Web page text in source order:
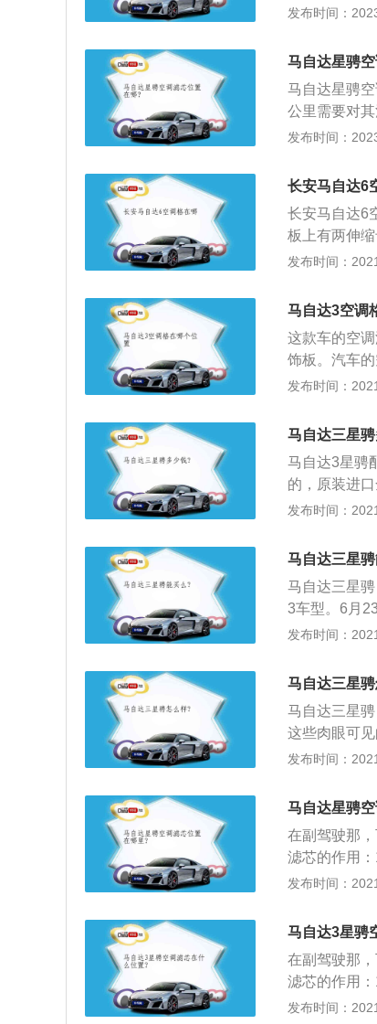
尘、花粉、
物。马自达
0mm。该车
发布时间：
马自达星骋
马自达星骋
公里需要对
替换原厂的
左腿旁边的
卡扣解开，
挡板拆掉后
看到里面的
向将其装好
发布时间：
长安马自达6
长安马自达6
板上有两伸
固定车身电
显增大，中
格没有太大
当今市场的
D光源，灯组
了十分璀璨
CS牵引力控
及前后贯穿
发布时间：
马自达3空调
这款车的空
饰板。汽车
空调的效果
使用空调的
器会结合，
制冷剂输送
箱。被冷却
风了。汽车
调滤芯可以
样会影响车
2.5的空调滤
发布时间：
马自达三星
马自达3星骋
的，原装进
0的底盘，四
较低；2、对
置比较少，
这款车质量
性差一些。
发布时间：
马自达三星
马自达三星
3车型。6月
计为12.5-
中文名
不过其2.0L
发布时间：
马自达三星
马自达三星
这些肉眼可
轴距和底盘
自达3依然是
的2.0L车型
还算合理，
压发动机，
亮点打动人
发布时间：
马自达星骋
在副驾驶那
滤芯的作用
空气中，灰
车玻璃不会
空气，避免
证驾乘室空
芯粉、研磨
响行车安全。
发布时间：
马自达3星骋
在副驾驶那
滤芯的作用
隔空气中，
发布时间：